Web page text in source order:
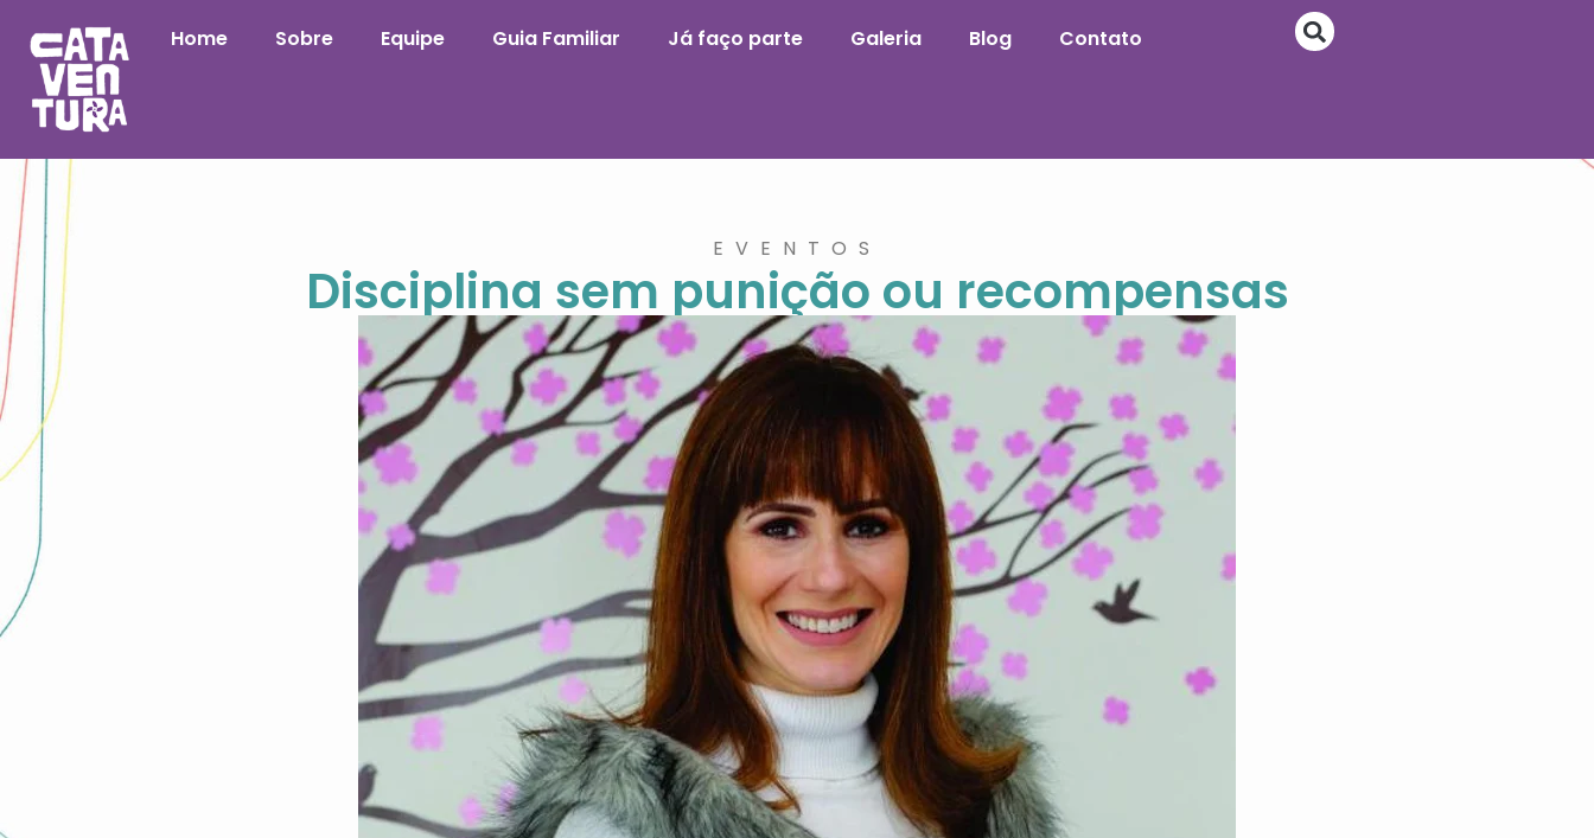
Home Sobre Equipe Guia Familiar Já faço parte Galeria Blog Contato
EVENTOS
Disciplina sem punição ou recompensas